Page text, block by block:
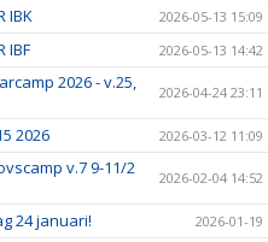
IBK 2026-05-13 15:09
IBF 2026-05-13 14:42
2026 - v.25,
2026-04-24 23:11
2026 2026-03-12 11:09
v.7 9-11/2
2026-02-04 14:52
24 januari! 2026-01-19